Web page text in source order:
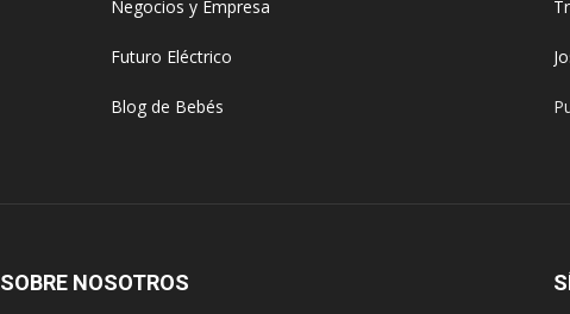
Negocios y Empresa
Futuro Eléctrico
Blog de Bebés
SOBRE NOSOTROS